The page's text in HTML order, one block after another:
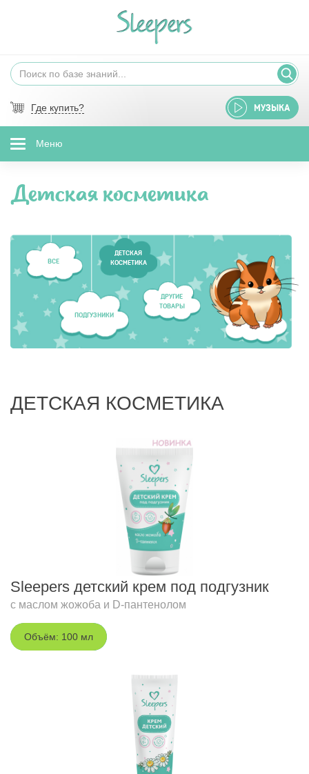
Где купить? МУЗЫКА
Меню
Детская косметика
ВСЕ
ПОДГУЗНИКИ
ДЕТСКАЯ
КОСМЕТИКА
ДРУГИЕ
ТОВАРЫ
ДЕТСКАЯ КОСМЕТИКА
Sleepers детский крем под подгузник
с маслом жожоба и D-пантенолом
Объём: 100 мл